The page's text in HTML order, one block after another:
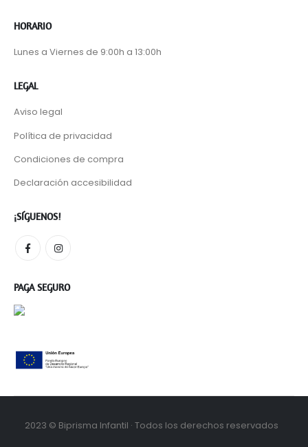
HORARIO
Lunes a Viernes de 9:00h a 13:00h
LEGAL
Aviso legal
Política de privacidad
Condiciones de compra
Declaración accesibilidad
¡SÍGUENOS!
PAGA SEGURO
2023 © Biprisma Infantil · Todos los derechos reservados